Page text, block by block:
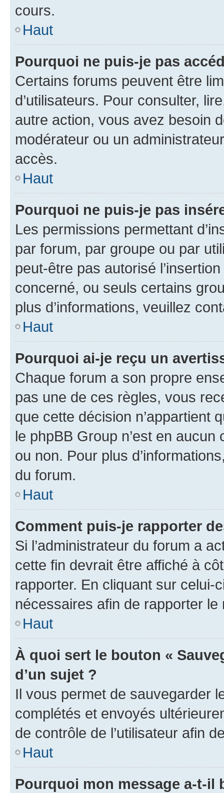
cours.
Haut
Pourquoi ne puis-je pas
Certains forums peuvent être
d’utilisateurs. Pour consulter,
autre action, vous avez besoin
modérateur ou un
accès.
Haut
Pourquoi ne puis-je pas
Les permissions permettant
par forum, par groupe ou par
peut-être pas autorisé
concerné, ou seuls certains
plus d’informations, veuillez
Haut
Pourquoi ai-je reçu un
Chaque forum a son propre
pas une de ces règles, vous
que cette décision n’appartient
le phpBB Group n’est en
ou non. Pour plus
du forum.
Haut
Comment puis-je rapporter
Si l’administrateur du forum a
cette fin devrait être affiché à
rapporter. En cliquant sur
nécessaires afin de rapporter le
Haut
À quoi sert le bouton «
d’un sujet ?
Il vous permet de sauvegarder
complétés et envoyés
de contrôle de l’utilisateur afin
Haut
Pourquoi mon message a-t-il